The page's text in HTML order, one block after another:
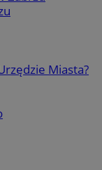
Miasta?